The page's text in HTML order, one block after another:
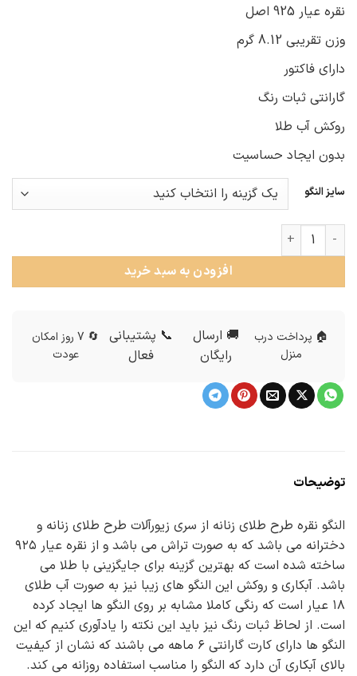
نقره عیار 925 اصل
وزن تقریبی 8.12 گرم
دارای فاکتور
گارانتی ثبات رنگ
روکش آب طلا
بدون ایجاد حساسیت
سایز النگو
النگو نقره طرح طلای زنانه عدد
افزودن به سبد خرید
🏠 پرداخت درب
منزل
🚚 ارسال
رایگان
📞 پشتیبانی
فعال
🔄 7 روز امکان
عودت
توضیحات
النگو نقره طرح طلای زنانه از سری زیورآلات طرح طلای زنانه و
دخترانه می باشد که به صورت تراش می باشد و از نقره عیار ۹۲۵
ساخته شده است که بهترین گزینه برای جایگزینی با طلا می
باشد. آبکاری و روکش این النگو های زیبا نیز به صورت آب طلای
۱۸ عیار است که رنگی کاملا مشابه بر روی النگو ها ایجاد کرده
است. از لحاظ ثبات رنگ نیز باید این نکته را یادآوری کنیم که این
النگو ها دارای کارت گارانتی ۶ ماهه می باشند که نشان از کیفیت
بالای آبکاری آن دارد که النگو را مناسب استفاده روزانه می کند.